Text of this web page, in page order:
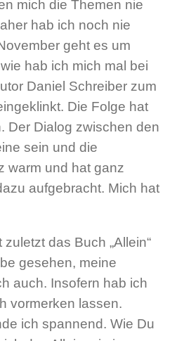
mich die Themen nie
hab ich noch nie
geht es um
hab ich mich mal bei
Daniel Schreiber zum
Die Folge hat
Der Dialog zwischen den
sein und die
warm und hat ganz
aufgebracht. Mich hat
das Buch „Allein“
gesehen, meine
auch. Insofern hab ich
vormerken lassen.
ich spannend. Wie Du